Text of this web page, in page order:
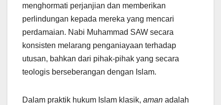
menghormati perjanjian dan memberikan
perlindungan kepada mereka yang mencari
perdamaian. Nabi Muhammad SAW secara
konsisten melarang penganiayaan terhadap
utusan, bahkan dari pihak-pihak yang secara
teologis berseberangan dengan Islam.
Dalam praktik hukum Islam klasik, aman adalah